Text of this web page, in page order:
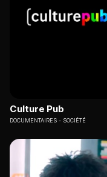
Culture Pub
DOCUMENTAIRES SOCIÉTÉ